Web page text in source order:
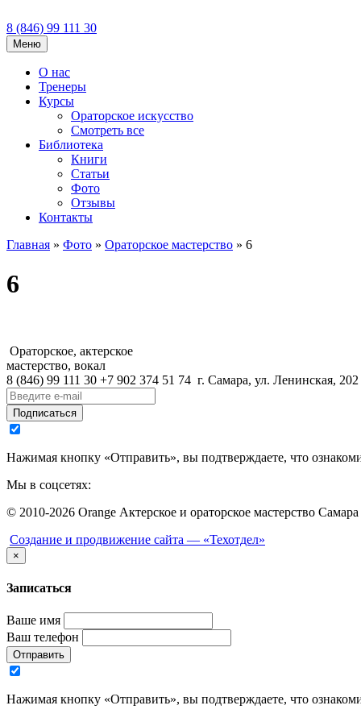
8 (846) 99 111 30
Меню
О нас
Тренеры
Курсы
Ораторское искусство
Смотреть все
Библиотека
Книги
Статьи
Фото
Отзывы
Контакты
Главная » Фото » Ораторское мастерство » 6
6
Ораторское, актерское
мастерство, вокал
8 (846) 99 111 30 +7 902 374 51 74 г. Самара, ул. Ленинская, 202
Подписаться
Нажимая кнопку «Отправить», вы подтверждаете, что
Мы в соцсетях:
© 2010-2026 Orange Актерское и ораторское мастерство
Создание и продвижение сайта — «Техотдел»
×
Записаться
Ваше имя
Ваш телефон
Отправить
Нажимая кнопку «Отправить», вы подтверждаете, что